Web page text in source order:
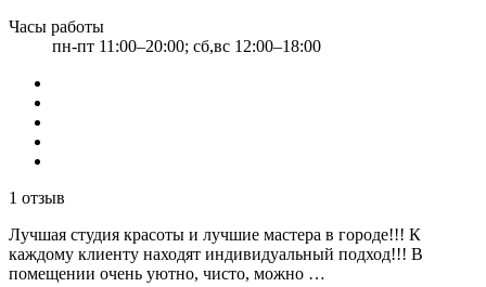
Часы работы
пн-пт 11:00–20:00; сб,вс 12:00–18:00
1 отзыв
Лучшая студия красоты и лучшие мастера в городе!!! К
каждому клиенту находят индивидуальный подход!!! В
помещении очень уютно, чисто, можно …